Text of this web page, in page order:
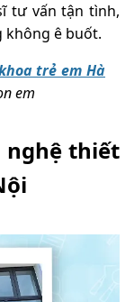
tư vấn tận tình,
không ê buốt.
trẻ em Hà
em
nghệ thiết